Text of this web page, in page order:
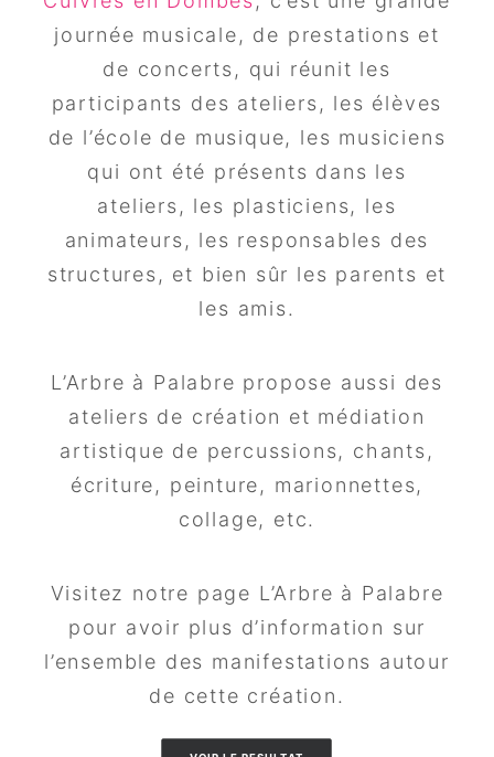
journée musicale, de prestations et
de concerts, qui réunit les
participants des ateliers, les élèves
de l’école de musique, les musiciens
qui ont été présents dans les
ateliers, les plasticiens, les
animateurs, les responsables des
structures, et bien sûr les parents et
les amis.
L’Arbre à Palabre propose aussi des
ateliers de création et médiation
artistique de percussions, chants,
écriture, peinture, marionnettes,
collage, etc.
Visitez notre page L’Arbre à Palabre
pour avoir plus d’information sur
l’ensemble des manifestations autour
de cette création.